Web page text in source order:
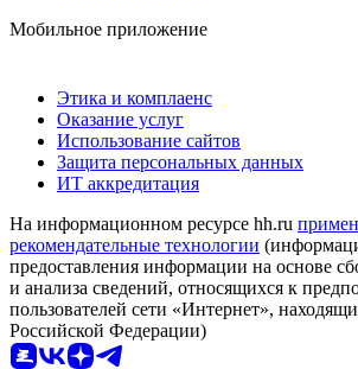
Мобильное приложение
Этика и комплаенс
Оказание услуг
Использование сайтов
Защита персональных данных
ИТ аккредитация
На информационном ресурсе hh.ru
рекомендательные технологии
предоставления информации на основе
и анализа сведений, относящихся к
пользователей сети «Интернет»,
Российской Федерации)